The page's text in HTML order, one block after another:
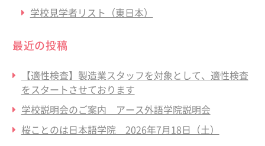
学校見学者リスト（東日本）
最近の投稿
【適性検査】製造業スタッフを対象として、適性検査
をスタートさせております
学校説明会のご案内 アース外語学院説明会
桜ことのは日本語学院 2026年7月18日（土）